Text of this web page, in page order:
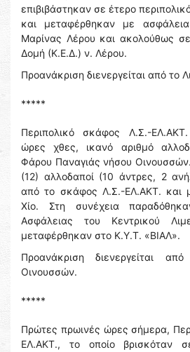
επιβιβάστηκαν σε έτερο
και μεταφέρθηκαν με
Μαρίνας Λέρου και ακολούθως
Δομή (Κ.Ε.Δ.) ν. Λέρου.
Προανάκριση διενεργείται από το
*****
Περιπολικό σκάφος Λ.Σ.-ΕΛ.ΑΚΤ.
ώρες χθες, ικανό αριθμό
Φάρου Παναγιάς νήσου
(12) αλλοδαποί (10 άντρες, 2
από το σκάφος Λ.Σ.-ΕΛ.ΑΚΤ. και
Χίο. Στη συνέχεια
Ασφάλειας του Κεντρικού
μεταφέρθηκαν στο Κ.Υ.Τ. «ΒΙΑΛ».
Προανάκριση διενεργείται
Οινουσσών.
*****
Πρώτες πρωινές ώρες σήμερα,
ΕΛ.ΑΚΤ., το οποίο βρισκόταν